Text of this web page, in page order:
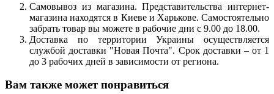
Самовывоз из магазина. Представительства интернет-
магазина находятся в Киеве и Харькове. Самостоятельно
забрать товар вы можете в рабочие дни с 9.00 до 18.00.
Доставка по территории Украины осуществляется
службой доставки "Новая Почта". Срок доставки – от 1
до 3 рабочих дней в зависимости от региона.
Вам также может понравиться